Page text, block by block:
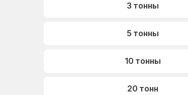
3 тонны
5 тонны
10 тонны
20 тонн